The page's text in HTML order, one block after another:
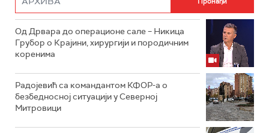
Од Дрвара до операционе сале – Никица
Грубор о Крајини, хирургији и породичним
коренима
Радојевић са командантом КФОР-а о
безбедносној ситуацији у Северној
Митровици